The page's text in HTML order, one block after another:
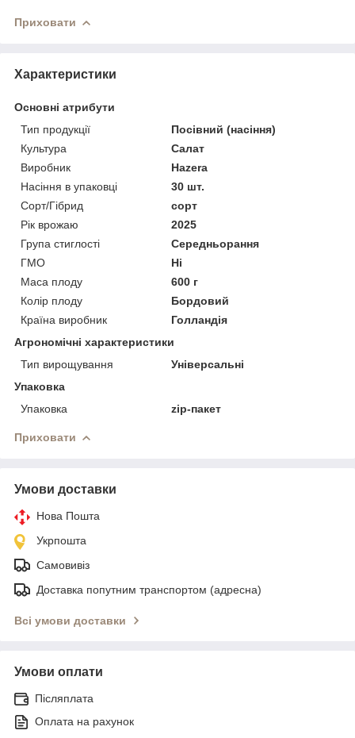
Приховати
Характеристики
Основні атрибути
Тип продукції
Посівний (насіння)
Культура
Салат
Виробник
Hazera
Насіння в упаковці
30 шт.
Сорт/Гібрид
сорт
Рік врожаю
2025
Група стиглості
Середньорання
ГМО
Ні
Маса плоду
600 г
Колір плоду
Бордовий
Країна виробник
Голландія
Агрономічні характеристики
Тип вирощування
Універсальні
Упаковка
Упаковка
zip-пакет
Приховати
Умови доставки
Нова Пошта
Укрпошта
Самовивіз
Доставка попутним транспортом (адресна)
Всі умови доставки
Умови оплати
Післяплата
Оплата на рахунок